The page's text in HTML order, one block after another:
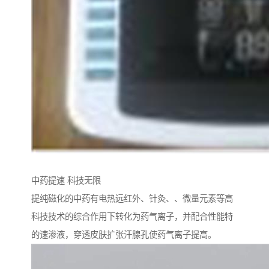
中药提速 科技无限
提纯磁化的中药有电热远红外、针灸、、微量元素等高
科技技术的综合作用下转化为药气离子，并配合性能特
的速渗液，穿透皮肤扩张汗腺孔使药气离子提高。